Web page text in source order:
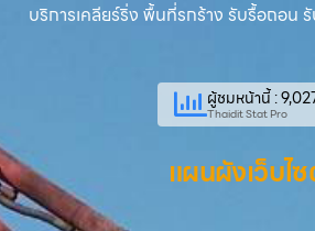
บริการเคลียร์ริ่ง พื้นที่รกร้าง รับรื้อถอน
ผู้ชมหน้านี้ :
Thaidit Stat Pro
แผนผังเว็บไ